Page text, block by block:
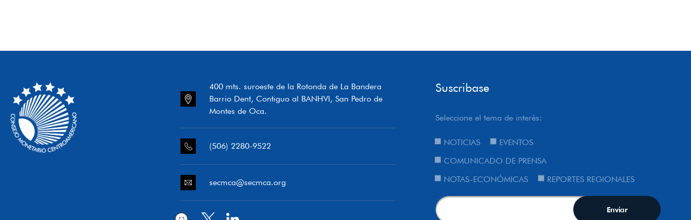
400 mts. suroeste de la Rotonda de La Bandera
Barrio Dent, Contiguo al BANHVI, San Pedro de
Montes de Oca.
(506) 2280-9522
secmca@secmca.org
Suscribase
Seleccione el tema de interés:
NOTICIAS
EVENTOS
COMUNICADO DE PRENSA
NOTAS-ECONÓMICAS
REPORTES REGIONALES